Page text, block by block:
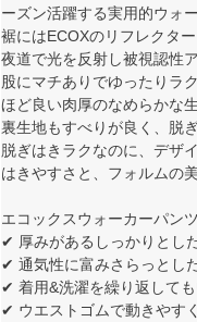
ーズン活躍する実用的ウォ
裾にはECOXのリフレクター
夜道で光を反射し被視認性
股にマチありでゆったりラ
ほど良い肉厚のなめらかな
裏生地もすべりが良く、脱
脱ぎはきラクなのに、デザ
はきやすさと、フォルムの
エコックスウォーカーパンツ
✔ 厚みがあるしっかりとし
✔ 通気性に富みさらっとし
✔ 着用&洗濯を繰り返しても
✔ ウエストゴムで動きやす